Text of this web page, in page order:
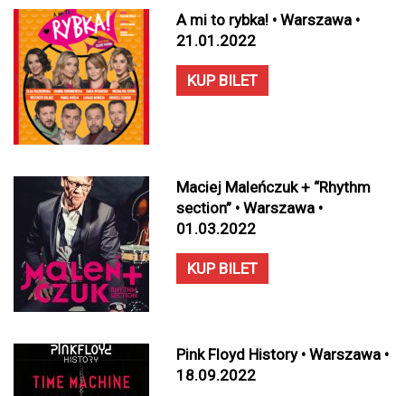
A mi to rybka! • Warszawa •
21.01.2022
KUP BILET
Maciej Maleńczuk + “Rhythm
section” • Warszawa •
01.03.2022
KUP BILET
Pink Floyd History • Warszawa •
18.09.2022